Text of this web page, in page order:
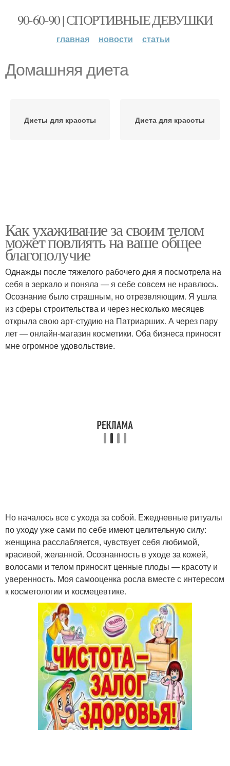
90-60-90 | СПОРТИВНЫЕ ДЕВУШКИ
главная новости статьи
Домашняя диета
Диеты для красоты Диета для красоты
Как ухаживание за своим телом
может повлиять на ваше общее
благополучие
Однажды после тяжелого рабочего дня я посмотрела на
себя в зеркало и поняла — я себе совсем не нравлюсь.
Осознание было страшным, но отрезвляющим. Я ушла
из сферы строительства и через несколько месяцев
открыла свою арт-студию на Патриарших. А через пару
лет — онлайн-магазин косметики. Оба бизнеса приносят
мне огромное удовольствие.
Но началось все с ухода за собой. Ежедневные ритуалы
по уходу уже сами по себе имеют целительную силу:
женщина расслабляется, чувствует себя любимой,
красивой, желанной. Осознанность в уходе за кожей,
волосами и телом приносит ценные плоды — красоту и
уверенность. Моя самооценка росла вместе с интересом
к косметологии и космецевтике.